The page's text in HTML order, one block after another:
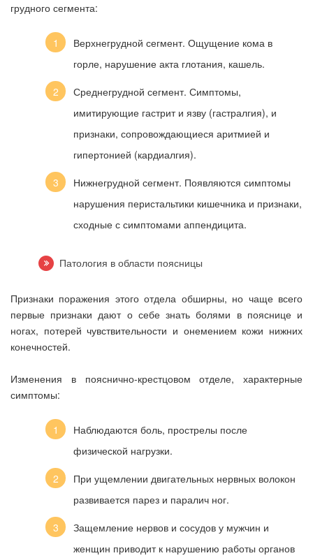
грудного сегмента:
Верхнегрудной сегмент. Ощущение кома в
горле, нарушение акта глотания, кашель.
Среднегрудной сегмент. Симптомы,
имитирующие гастрит и язву (гастралгия), и
признаки, сопровождающиеся аритмией и
гипертонией (кардиалгия).
Нижнегрудной сегмент. Появляются симптомы
нарушения перистальтики кишечника и признаки,
сходные с симптомами аппендицита.
Патология в области поясницы
Признаки поражения этого отдела обширны, но чаще всего
первые признаки дают о себе знать болями в пояснице и
ногах, потерей чувствительности и онемением кожи нижних
конечностей.
Изменения в пояснично-крестцовом отделе, характерные
симптомы:
Наблюдаются боль, прострелы после
физической нагрузки.
При ущемлении двигательных нервных волокон
развивается парез и паралич ног.
Защемление нервов и сосудов у мужчин и
женщин приводит к нарушению работы органов